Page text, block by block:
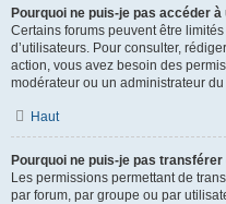
Pourquoi ne puis-je pas accéder à
Certains forums peuvent être
d’utilisateurs. Pour consulter,
action, vous avez besoin des
modérateur ou un administrateur
Haut
Pourquoi ne puis-je pas
Les permissions permettant de
par forum, par groupe ou par